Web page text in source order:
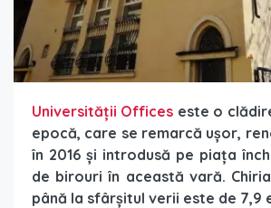
Universităţii Offices este o
epocă, care se remarcă uşor,
în 2016 şi introdusă pe piaţa
de birouri în această vară.
până la sfârşitul verii este de 7,9